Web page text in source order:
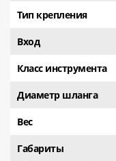
Тип крепления
Вход
Класс инструмента
Диаметр шланга
Вес
Габариты